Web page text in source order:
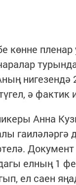
пленар
нигезендә
ә
Анна
елның 1
ел саен